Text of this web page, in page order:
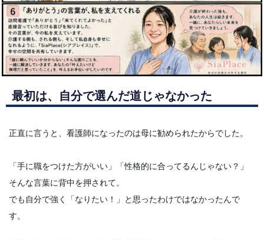
最初は、自分で選んだ道じゃなかった
正直に言うと、看護師になったのは母に勧められたからでした。
「手に職をつけた方がいい」「性格的に合ってるんじゃない？」
そんな言葉に背中を押されて。
でも自分で強く「なりたい！」と思ったわけではなかったんで
す。